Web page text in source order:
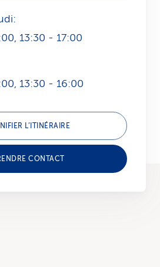
13:30 - 17:00
13:30 - 16:00
L’ITINÉRAIRE
CONTACT